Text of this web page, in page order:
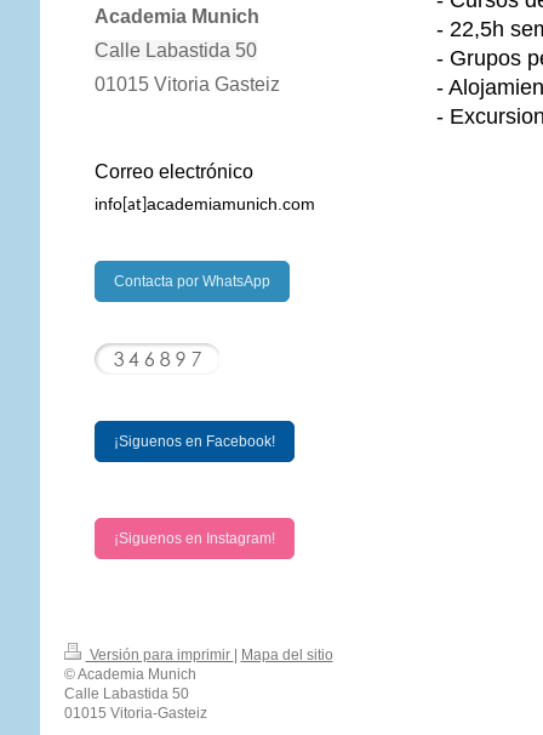
- 22,5h
- Grupos
-
-
Academia Munich
Calle Labastida 50
01015 Vitoria Gasteiz
Correo electrónico
info[at] academiamunich.com
Contacta por WhatsApp
¡Siguenos en Facebook!
¡Siguenos en Instagram!
Versión para imprimir | Mapa del sitio
© Academia Munich
Calle Labastida 50
01015 Vitoria-Gasteiz